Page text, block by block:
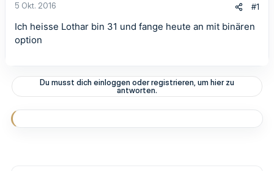
5 Okt. 2016 #1
Ich heisse Lothar bin 31 und fange heute an mit binären
option
Du musst dich einloggen oder registrieren, um hier zu
antworten.